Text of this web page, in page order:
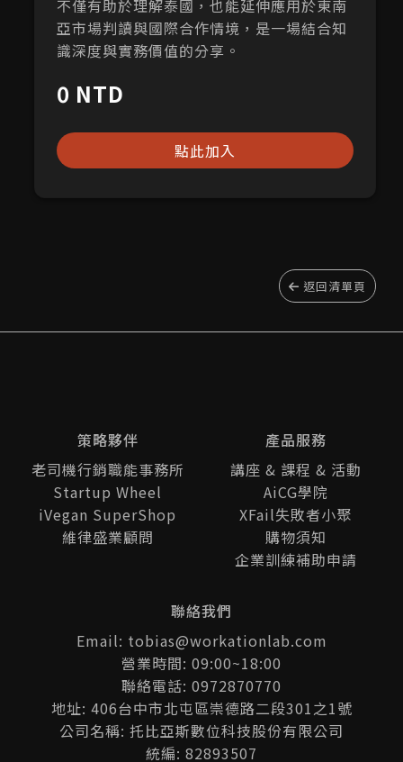
不僅有助於理解泰國，也能延伸應用於東南
亞市場判讀與國際合作情境，是一場結合知
識深度與實務價值的分享。
0 NTD
點此加入
返回清單頁
策略夥伴
老司機行銷職能事務所
Startup Wheel
iVegan SuperShop
維律盛業顧問
產品服務
講座 & 課程 & 活動
AiCG學院
XFail失敗者小聚
購物須知
企業訓練補助申請
聯絡我們
Email: tobias@workationlab.com
營業時間: 09:00~18:00
聯絡電話: 0972870770
地址: 406台中市北屯區崇德路二段301之1號
公司名稱: 托比亞斯數位科技股份有限公司
統編: 82893507